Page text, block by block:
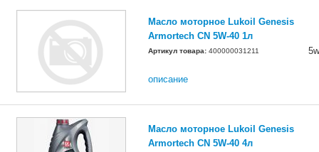
Масло моторное Lukoil Genesis
Armortech CN 5W-40 1л
Артикул товара: 400000031211
описание
Масло моторное Lukoil Genesis
Armortech CN 5W-40 4л